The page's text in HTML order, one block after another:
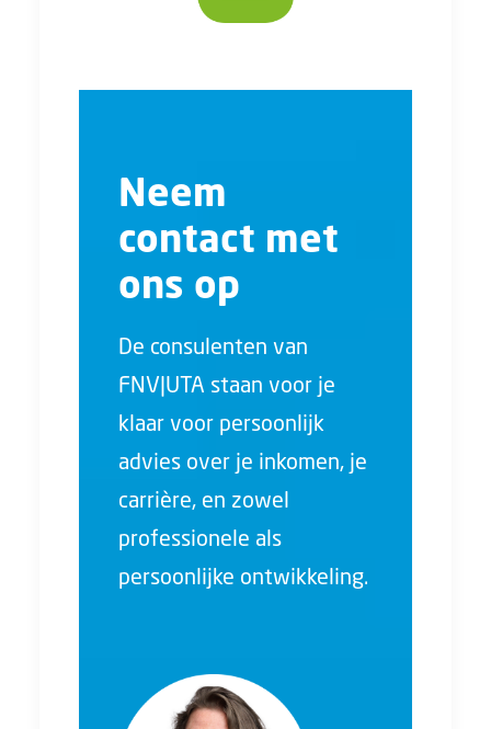
Neem
contact met
ons op
De consulenten van
FNV|UTA staan voor je
klaar voor persoonlijk
advies over je inkomen, je
carrière, en zowel
professionele als
persoonlijke ontwikkeling.